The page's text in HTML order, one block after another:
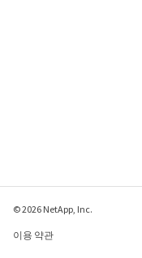
© 2026 NetApp, Inc.
이용 약관